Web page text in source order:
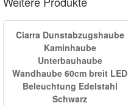
Ciarra Dunstabzugshaube
Kaminhaube
Unterbauhaube
Wandhaube 60cm breit LED
Beleuchtung Edelstahl
Schwarz